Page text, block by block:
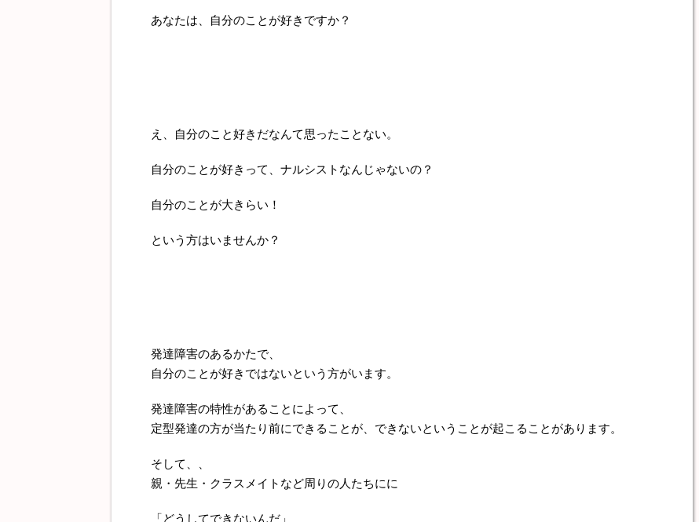
あなたは、自分のことが好きですか？
え、自分のこと好きだなんて思ったことない。
自分のことが好きって、ナルシストなんじゃないの？
自分のことが大きらい！
という方はいませんか？
発達障害のあるかたで、
自分のことが好きではないという方がいます。
発達障害の特性があることによって、
定型発達の方が当たり前にできることが、できないということが起こることがあります。
そして、、
親・先生・クラスメイトなど周りの人たちにに
「どうしてできないんだ」